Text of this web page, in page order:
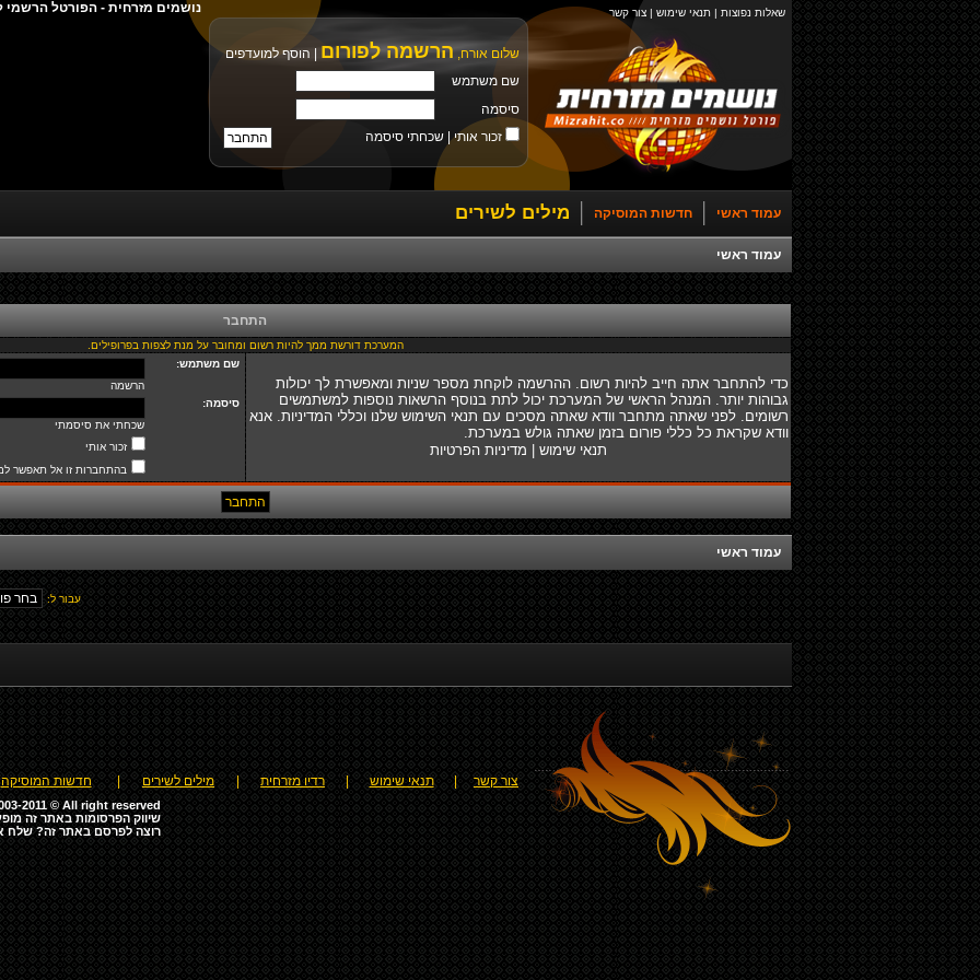
שאלות נפוצות | תנאי שימוש | צור קשר
שלום אורח, הרשמה לפורום
הוסף למועדפים
שם משתמש
סיסמה
זכור אותי |שכחתי סיסמה
נושמים מזרחית - הפורטל הרשמי
עמוד ראשי חדשות המוסיקה מילים לשירים
עמוד ראשי
התחבר
המערכת דורשת ממך להיות רשום ומחובר על מנת לצפות בפרופילים.
כדי להתחבר אתה חייב להיות רשום. ההרשמה לוקחת מספר שניות ומאפשרת לך יכולות
גבוהות יותר. המנהל הראשי של המערכת יכול לתת בנוסף הרשאות נוספות למשתמשים
רשומים. לפני שאתה מתחבר וודא שאתה מסכים עם תנאי השימוש שלנו וכללי המדיניות. אנא
וודא שקראת כל כללי פורום בזמן שאתה גולש במערכת.
תנאי שימוש
מדיניות הפרטיות
שם משתמש:
הרשמה
סיסמה:
שכחתי את סיסמתי
זכור אותי
בהתחברות זו אל תאפשר
עמוד ראשי
עבור ל:
צור קשר תנאי שימוש רדיו מזרחית מילים לשירים חדשות המוסיקה
2011 © All right reserved
שיווק הפרסומות באתר זה
רוצה לפרסם באתר זה? שלח